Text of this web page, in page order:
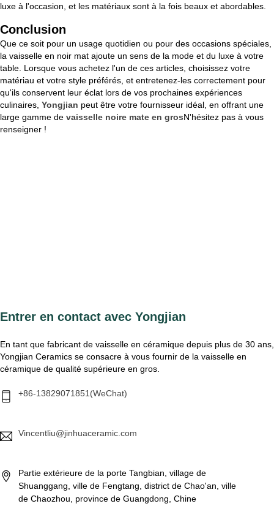
luxe à l'occasion, et les matériaux sont à la fois beaux et abordables.
Conclusion
Que ce soit pour un usage quotidien ou pour des occasions spéciales,
la vaisselle en noir mat ajoute un sens de la mode et du luxe à votre
table. Lorsque vous achetez l'un de ces articles, choisissez votre
matériau et votre style préférés, et entretenez-les correctement pour
qu'ils conservent leur éclat lors de vos prochaines expériences
culinaires, Yongjian peut être votre fournisseur idéal, en offrant une
large gamme de vaisselle noire mate en grosN'hésitez pas à vous
renseigner !
Entrer en contact avec Yongjian
En tant que fabricant de vaisselle en céramique depuis plus de 30 ans,
Yongjian Ceramics se consacre à vous fournir de la vaisselle en
céramique de qualité supérieure en gros.
+86-13829071851(WeChat)
Vincentliu@jinhuaceramic.com
Partie extérieure de la porte Tangbian, village de
Shuanggang, ville de Fengtang, district de Chao'an, ville
de Chaozhou, province de Guangdong, Chine